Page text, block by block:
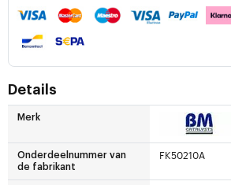
Details
Merk
Onderdeelnummer van
de fabrikant
FK50210A